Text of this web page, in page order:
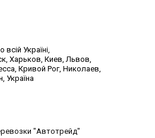
Україні,
Харьков, Киев, Львов,
Кривой Рог, Николаев,
Україна
"Автотрейд"